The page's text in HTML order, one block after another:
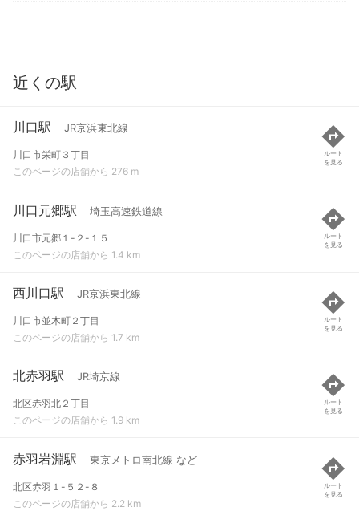
近くの駅
川口駅 JR京浜東北線
川口市栄町３丁目
このページの店舗から 276 m
ルート
を見る
川口元郷駅 埼玉高速鉄道線
川口市元郷１-２-１５
このページの店舗から 1.4 km
ルート
を見る
西川口駅 JR京浜東北線
川口市並木町２丁目
このページの店舗から 1.7 km
ルート
を見る
北赤羽駅 JR埼京線
北区赤羽北２丁目
このページの店舗から 1.9 km
ルート
を見る
赤羽岩淵駅 東京メトロ南北線 など
北区赤羽１-５２-８
このページの店舗から 2.2 km
ルート
を見る